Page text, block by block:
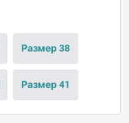
Размер 38
Размер 41